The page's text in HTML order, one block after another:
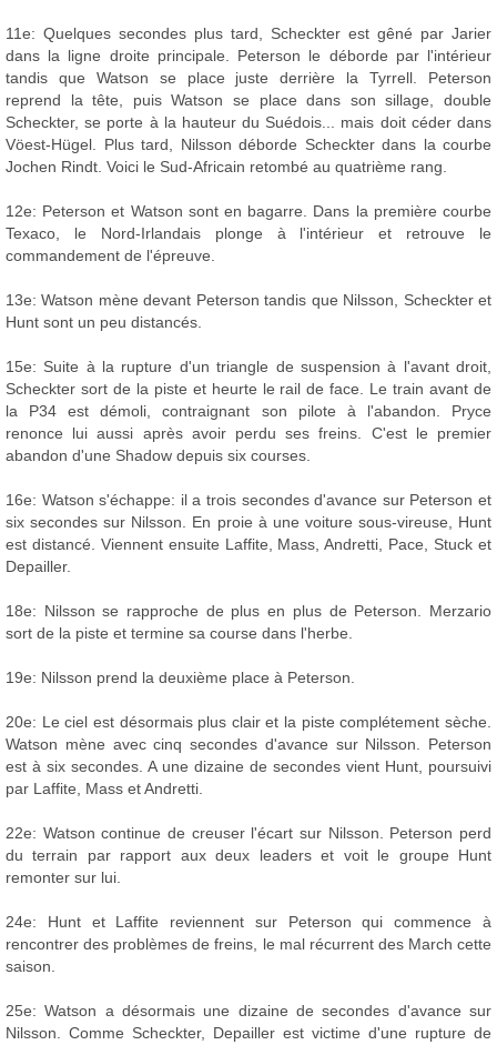
11e: Quelques secondes plus tard, Scheckter est gêné par Jarier
dans la ligne droite principale. Peterson le déborde par l'intérieur
tandis que Watson se place juste derrière la Tyrrell. Peterson
reprend la tête, puis Watson se place dans son sillage, double
Scheckter, se porte à la hauteur du Suédois... mais doit céder dans
Vöest-Hügel. Plus tard, Nilsson déborde Scheckter dans la courbe
Jochen Rindt. Voici le Sud-Africain retombé au quatrième rang.
12e: Peterson et Watson sont en bagarre. Dans la première courbe
Texaco, le Nord-Irlandais plonge à l'intérieur et retrouve le
commandement de l'épreuve.
13e: Watson mène devant Peterson tandis que Nilsson, Scheckter et
Hunt sont un peu distancés.
15e: Suite à la rupture d'un triangle de suspension à l'avant droit,
Scheckter sort de la piste et heurte le rail de face. Le train avant de
la P34 est démoli, contraignant son pilote à l'abandon. Pryce
renonce lui aussi après avoir perdu ses freins. C'est le premier
abandon d'une Shadow depuis six courses.
16e: Watson s'échappe: il a trois secondes d'avance sur Peterson et
six secondes sur Nilsson. En proie à une voiture sous-vireuse, Hunt
est distancé. Viennent ensuite Laffite, Mass, Andretti, Pace, Stuck et
Depailler.
18e: Nilsson se rapproche de plus en plus de Peterson. Merzario
sort de la piste et termine sa course dans l'herbe.
19e: Nilsson prend la deuxième place à Peterson.
20e: Le ciel est désormais plus clair et la piste complétement sèche.
Watson mène avec cinq secondes d'avance sur Nilsson. Peterson
est à six secondes. A une dizaine de secondes vient Hunt, poursuivi
par Laffite, Mass et Andretti.
22e: Watson continue de creuser l'écart sur Nilsson. Peterson perd
du terrain par rapport aux deux leaders et voit le groupe Hunt
remonter sur lui.
24e: Hunt et Laffite reviennent sur Peterson qui commence à
rencontrer des problèmes de freins, le mal récurrent des March cette
saison.
25e: Watson a désormais une dizaine de secondes d'avance sur
Nilsson. Comme Scheckter, Depailler est victime d'une rupture de